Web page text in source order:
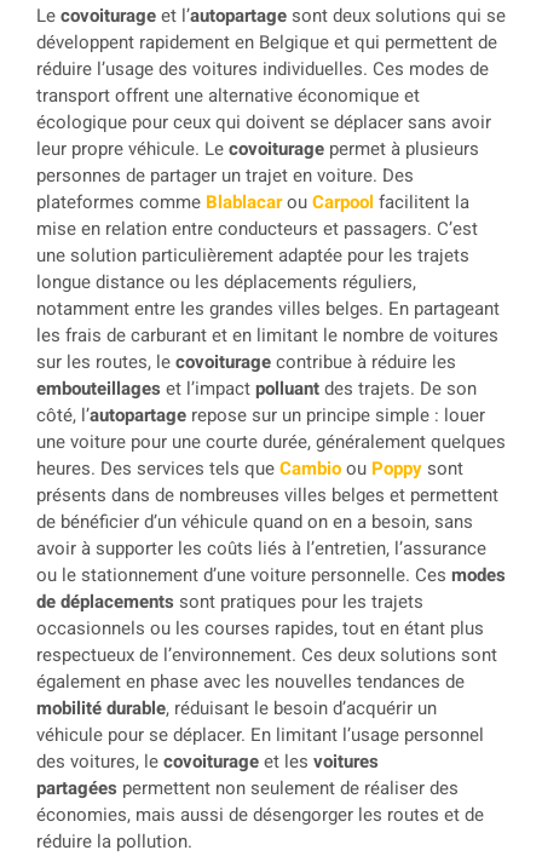
Lecovoiturageet l’autopartage sont deux solutions qui se
développent rapidement en Belgique et qui permettent de
réduire l’usage des voitures individuelles. Ces modes de
transport offrent une alternative économique et
écologique pour ceux qui doivent se déplacer sans avoir
leur propre véhicule. Lecovoiturage permet à plusieurs
personnes de partager un trajet en voiture. Des
plateformes comme BlablacarouCarpool facilitent la
mise en relation entre conducteurs et passagers. C’est
une solution particulièrement adaptée pour les trajets
longue distance ou les déplacements réguliers,
notamment entre les grandes villes belges. En partageant
les frais de carburant et en limitant le nombre de voitures
sur les routes, lecovoituragecontribue à réduire les
embouteillages et l’impactpolluantdes trajets. De son
côté, l’autopartage repose sur un principe simple : louer
une voiture pour une courte durée, généralement quelques
heures. Des services tels queCambioou Poppy sont
présents dans de nombreuses villes belges et permettent
de bénéficier d’un véhicule quand on en a besoin, sans
avoir à supporter les coûts liés à l’entretien, l’assurance
ou le stationnement d’une voiture personnelle. Ces modes
de déplacements sont pratiques pour les trajets
occasionnels ou les courses rapides, tout en étant plus
respectueux de l’environnement. Ces deux solutions sont
également en phase avec les nouvelles tendances de
mobilité durable, réduisant le besoin d’acquérir un
véhicule pour se déplacer. En limitant l’usage personnel
des voitures, lecovoiturageet les voitures
partagées permettent non seulement de réaliser des
économies, mais aussi de désengorger les routes et de
réduire la pollution.